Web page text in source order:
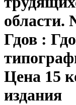
области.
Гдов :
Цена 15
издания